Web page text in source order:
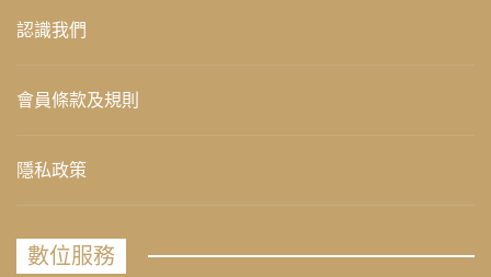
認識我們
會員條款及規則
隱私政策
數位服務